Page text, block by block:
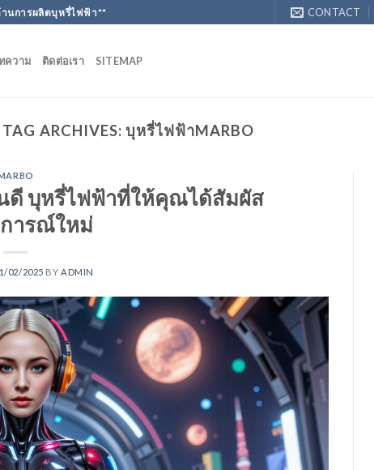
นการผลิตบุหรี่ไฟฟ้า** CONTACT
ความ ติดต่อเรา SITEMAP
TAG ARCHIVES:บุหรี่ไฟฟ้าMARBO
ดี บุหรี่ไฟฟ้าที่ให้คุณได้สัมผัส
ารณ์ใหม่
02/2025 BYADMIN